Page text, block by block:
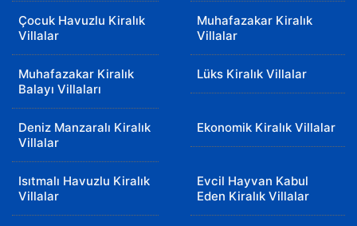
Çocuk Havuzlu Kiralık
Villalar
Muhafazakar Kiralık
Villalar
Muhafazakar Kiralık
Balayı Villaları
Lüks Kiralık Villalar
Deniz Manzaralı Kiralık
Villalar
Ekonomik Kiralık Villalar
Isıtmalı Havuzlu Kiralık
Villalar
Evcil Hayvan Kabul
Eden Kiralık Villalar